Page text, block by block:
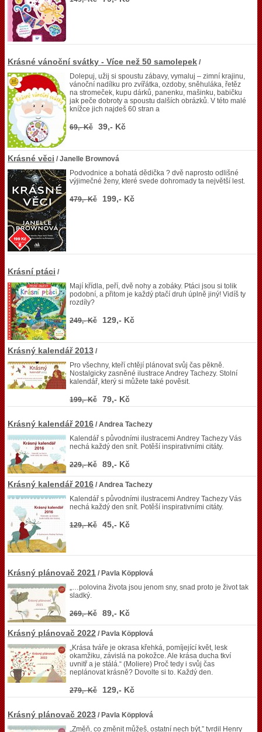
Krásné vánoční svátky - Více než 50 samolepek /
Dolepuj, užij si spoustu zábavy, vymaluj – zimní krajinu,
vánoční nadílku pro zvířátka, ozdoby, sněhuláka, řetěz
na stromeček, kupu dárků, panenku, mašinku, babičku
jak peče dobroty a spoustu dalších obrázků. V této malé
knížce jich najdeš 60 stran a
69,- Kč 39,- Kč
Krásné věci / Janelle Brownová
Podvodnice a bohatá dědička ? dvě naprosto odlišné
výjimečné ženy, které svede dohromady ta největší lest.
479,- Kč 199,- Kč
Krásní ptáci /
Mají křídla, peří, dvě nohy a zobáky. Ptáci jsou si tolik
podobní, a přitom je každý ptačí druh úplně jiný! Vidíš ty
rozdíly?
249,- Kč 129,- Kč
Krásný kalendář 2013 /
Pro všechny, kteří chtějí plánovat svůj čas pěkně.
Nostalgicky zasněné ilustrace Andrey Tachezy. Stolní
kalendář, který si můžete také pověsit.
199,- Kč 79,- Kč
Krásný kalendář 2016 / Andrea Tachezy
Kalendář s původními ilustracemi Andrey Tachezy Vás
nechá každý den snít. Potěší inspirativními citáty.
229,- Kč 89,- Kč
Krásný kalendář 2016 / Andrea Tachezy
Kalendář s původními ilustracemi Andrey Tachezy Vás
nechá každý den snít. Potěší inspirativními citáty.
129,- Kč 45,- Kč
Krásný plánovač 2021 / Pavla Köpplová
„…polovina života jsou jenom sny, snad proto je život tak
sladký.
269,- Kč 89,- Kč
Krásný plánovač 2022 / Pavla Köpplová
„Krása tváře je okrasa křehká, pomíjející květ, lesk
okamžiku, závislá na pokožce. Ale krása ducha tkví
uvnitř a je stálá.“ (Moliere) Proč tedy i svůj čas
neplánovat krásně? Dovolte si to. Každý den.
279,- Kč 129,- Kč
Krásný plánovač 2023 / Pavla Köpplová
„Změň, co změnit můžeš, ostatní nech být,” tvrdil Henry